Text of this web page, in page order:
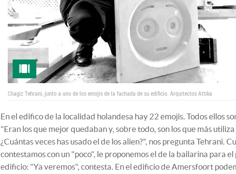
Chagiz Tehrani, junto a uno de los emojis de la fachada de su edificio. Arquitectos Attika
En el edifico de la localidad holandesa hay 22 emojis. Todos ellos
"Eran los que mejor quedaban y, sobre todo, son los que más utiliza
¿Cuántas veces has usado el de los alien?", nos pregunta Tehrani.
contestamos con un "poco", le proponemos el de la bailarina para
edificio: "Ya veremos", contesta. En el edificio de Amersfoort